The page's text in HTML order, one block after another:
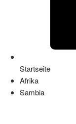
Startseite
Afrika
Sambia